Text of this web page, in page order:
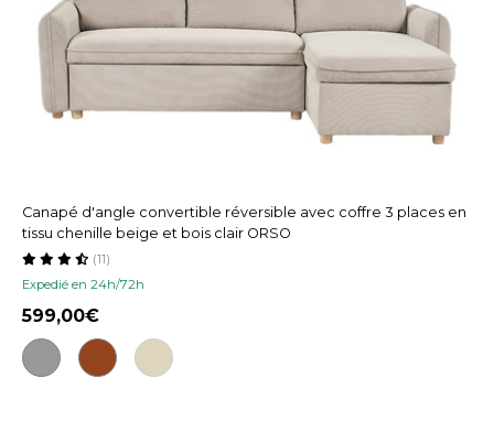
Canapé d'angle convertible réversible avec coffre 3 places en
tissu chenille beige et bois clair ORSO
Expedié en 24h/72h
(11)
599,00